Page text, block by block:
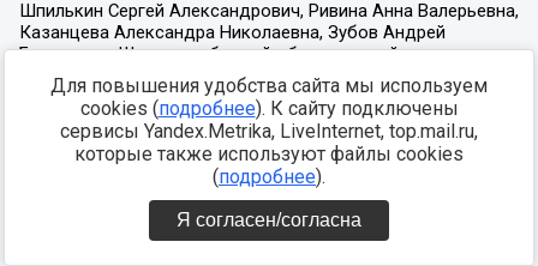
Для повышения удобства сайта мы используем
cookies (подробнее). К сайту подключены
сервисы Yandex.Metrika, LiveInternet, top.mail.ru,
которые также используют файлы cookies
(подробнее).
Я согласен/согласна